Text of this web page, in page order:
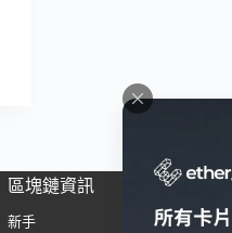
區塊鏈資訊
新手